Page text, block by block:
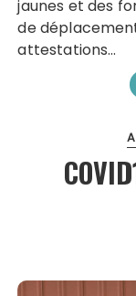
jaunes et des
de
attestations…